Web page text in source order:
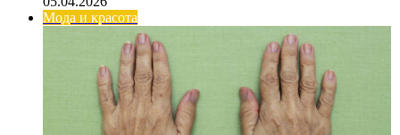
Мода и красота